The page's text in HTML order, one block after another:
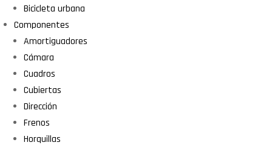
Bicicleta urbana
Componentes
Amortiguadores
Cámara
Cuadros
Cubiertas
Dirección
Frenos
Horquillas